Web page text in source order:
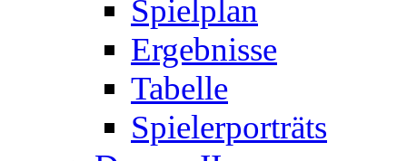
Spielplan
Ergebnisse
Tabelle
Spielerporträts